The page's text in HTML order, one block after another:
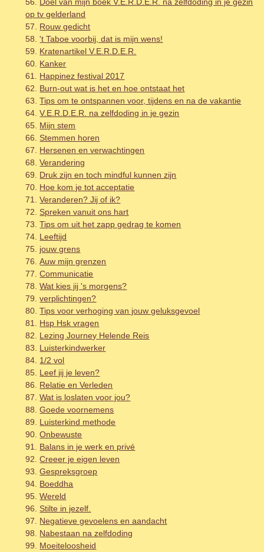
op tv gelderland
Rouw gedicht
't Taboe voorbij, dat is mijn wens!
Kratenartikel V.E.R.D.E.R.
Kanker
Happinez festival 2017
Burn-out wat is het en hoe ontstaat het
Tips om te ontspannen voor, tijdens en na de vakantie
V.E.R.D.E.R. na zelfdoding in je gezin
Mijn stem
Stemmen horen
Hersenen en verwachtingen
Verandering
Druk zijn en toch mindful kunnen zijn
Hoe kom je tot acceptatie
Veranderen? Jij of ik?
Spreken vanuit ons hart
Tips om uit het zapp gedrag te komen
Leeftijd
jouw grens
Auw mijn grenzen
Communicatie
Wat kies jij 's morgens?
verplichtingen?
Tips voor verhoging van jouw geluksgevoel
Hsp Hsk vragen
Lezing Journey Helende Reis
Luisterkindwerker
1/2 vol
Leef jij je leven?
Relatie en Verleden
Wat is loslaten voor jou?
Goede voornemens
Luisterkind methode
Onbewuste
Balans in je werk en privé
Creeer je eigen leven
Gespreksgroep
Boeddha
Wereld
Stilte in jezelf.
Negatieve gevoelens en aandacht
Nabestaan na zelfdoding
Moeiteloosheid